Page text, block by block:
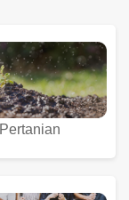
Pertanian